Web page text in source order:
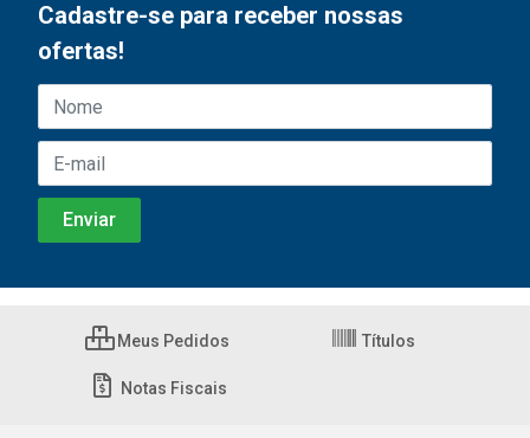
Cadastre-se para receber nossas
ofertas!
Meus Pedidos Títulos
Notas Fiscais